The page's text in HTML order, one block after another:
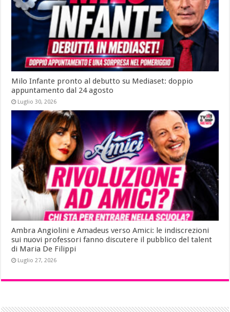
Milo Infante pronto al debutto su Mediaset: doppio
appuntamento dal 24 agosto
Luglio 30, 2026
Ambra Angiolini e Amadeus verso Amici: le indiscrezioni
sui nuovi professori fanno discutere il pubblico del talent
di Maria De Filippi
Luglio 27, 2026